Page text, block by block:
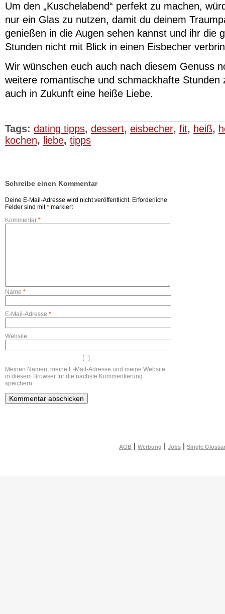
Um den „Kuschelabend“ perfekt zu machen,
nur ein Glas zu nutzen, damit du deinem
genießen in die Augen sehen kannst und ihr die
Stunden nicht mit Blick in einen Eisbecher
Wir wünschen euch auch nach diesem Genuss
weitere romantische und schmackhafte Stunden
auch in Zukunft eine heiße Liebe.
Tags: dating tipps, dessert, eisbecher, fit, heiß,
kochen, liebe, tipps
Schreibe einen Kommentar
Deine E-Mail-Adresse wird nicht veröffentlicht. Erforderliche
Felder sind mit* markiert
Kommentar *
Name *
E-Mail-Adresse *
Website
Meinen Namen, meine E-Mail-Adresse und meine Website
in diesem Browser für die nächste Kommentierung
speichern.
AGB Werbung Jobs Single Glossar